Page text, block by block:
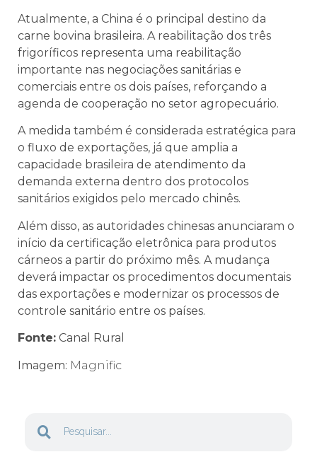
Atualmente, a China é o principal destino da
carne bovina brasileira. A reabilitação dos três
frigoríficos representa uma reabilitação
importante nas negociações sanitárias e
comerciais entre os dois países, reforçando a
agenda de cooperação no setor agropecuário.
A medida também é considerada estratégica para
o fluxo de exportações, já que amplia a
capacidade brasileira de atendimento da
demanda externa dentro dos protocolos
sanitários exigidos pelo mercado chinês.
Além disso, as autoridades chinesas anunciaram o
início da certificação eletrônica para produtos
cárneos a partir do próximo mês. A mudança
deverá impactar os procedimentos documentais
das exportações e modernizar os processos de
controle sanitário entre os países.
Fonte: Canal Rural
Imagem: Magnific